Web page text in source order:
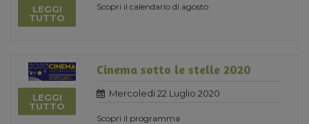
LEGGI
TUTTO
Scopri il calendario di agosto
LEGGI
TUTTO
Cinema sotto le stelle 2020
Mercoledi 22 Luglio 2020
Scopri il programma